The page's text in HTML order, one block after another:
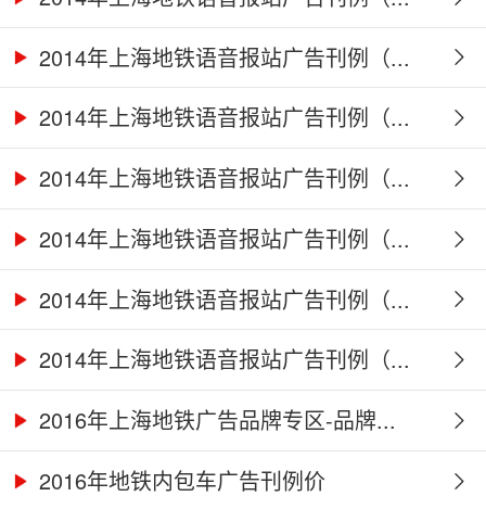
2014年上海地铁语音报站广告刊例（...
2014年上海地铁语音报站广告刊例（...
2014年上海地铁语音报站广告刊例（...
2014年上海地铁语音报站广告刊例（...
2014年上海地铁语音报站广告刊例（...
2014年上海地铁语音报站广告刊例（...
2016年上海地铁广告品牌专区-品牌...
2016年地铁内包车广告刊例价